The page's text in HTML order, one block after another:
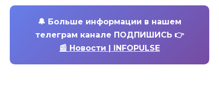
🔔 Больше информации в нашем
телеграм канале ПОДПИШИСЬ 👉
📰 Новости | INFOPULSE